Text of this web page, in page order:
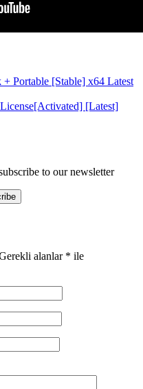
Portable [Stable] x64 Latest
[Latest]
to our newsletter
alanlar * ile